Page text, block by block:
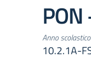
Anno
10.2.1A-